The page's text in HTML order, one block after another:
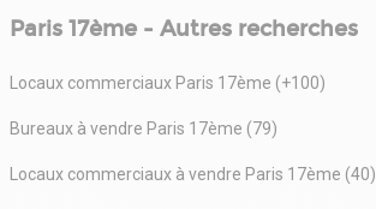
Paris 17ème - Autres recherches
Locaux commerciaux Paris 17ème (+100)
Bureaux à vendre Paris 17ème (79)
Locaux commerciaux à vendre Paris 17ème (40)